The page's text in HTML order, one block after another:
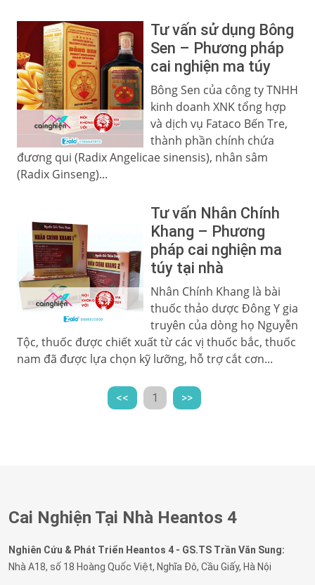
Tư vấn sử dụng Bông
Sen – Phương pháp
cai nghiện ma túy
Bông Sen của công ty TNHH
kinh doanh XNK tổng hợp
và dịch vụ Fataco Bến Tre,
thành phần chính chứa
đương qui (Radix Angelicae sinensis), nhân sâm
(Radix Ginseng)...
Tư vấn Nhân Chính
Khang – Phương
pháp cai nghiện ma
túy tại nhà
Nhân Chính Khang là bài
thuốc thảo dược Đông Y gia
truyên của dòng họ Nguyễn
Tộc, thuốc được chiết xuất từ các vị thuốc bắc, thuốc
nam đã được lựa chọn kỹ lưỡng, hỗ trợ cắt cơn...
<< 1 >>
Cai Nghiện Tại Nhà Heantos 4
Nghiên Cứu & Phát Triển Heantos 4 - GS.TS Trần Văn Sung:
Nhà A18, số 18 Hoàng Quốc Việt, Nghĩa Đô, Cầu Giấy, Hà Nội